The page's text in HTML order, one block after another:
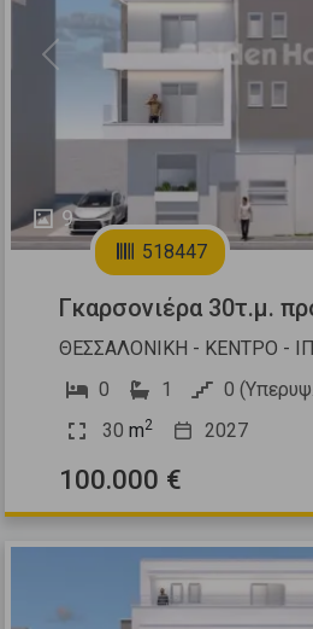
9
Previous
518447
Γκαρσονιέρα 30τ.μ.
ΘΕΣΣΑΛΟΝΙΚΗ - ΚΕΝΤΡΟ -
0
1 0
30 m2 2027
100.000 €